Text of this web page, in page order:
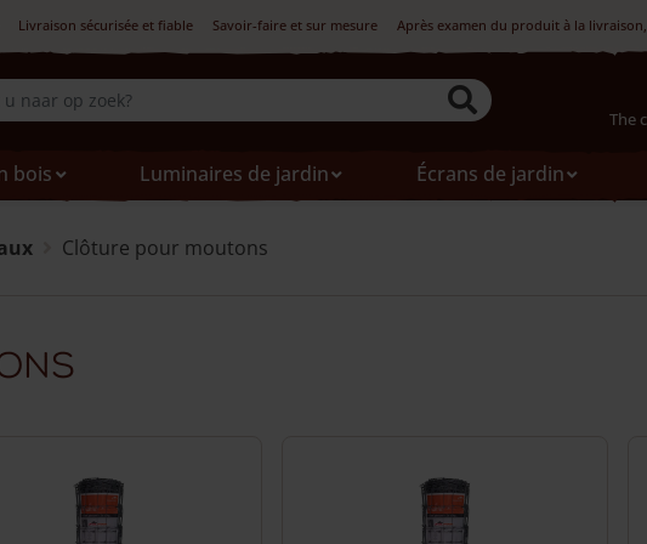
Livraison sécurisée et fiable Savoir-faire et sur mesure Après examen du produit à la livraison,
The
bois
Luminaires de jardin
Écrans de jardin
Clôture pour moutons